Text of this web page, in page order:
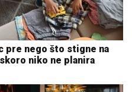
pre nego što stigne na
niko ne planira